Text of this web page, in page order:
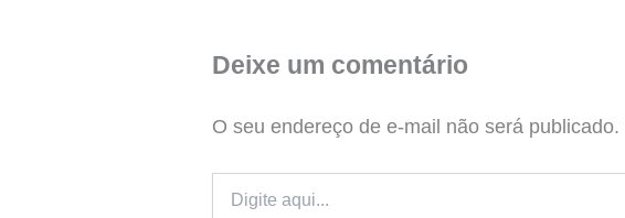
Deixe um comentário
O seu endereço de e-mail não será publicado.
aqui...